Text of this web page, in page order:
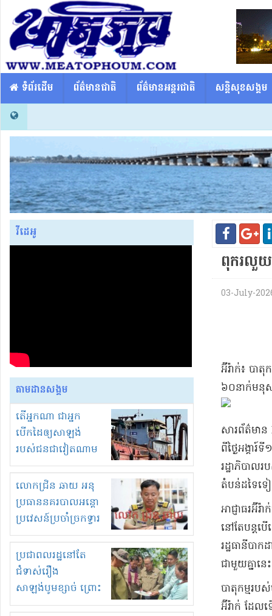
​​ ទំព័រដើម ព័ត៌មានជាតិ ព័ត៌មានអន្តរជាតិ សន្តិសុខសង្គម
វីដេអូ
តាមដានសង្គម
តើអ្នកណា ជាអ្នក
បើកដៃឲ្យសាឡង់
របស់ជនជាវៀតណាម
ចូល មកខុស
ច្បាប់លួចបូមខ្សាច់នៅ
ក្នុងប្រទេសកម្ពុជា
លោកជ្រិន ឆាយ អនុ
ប្រធាននគរបាលអន្តោ
ប្រវេសន៍ប្រចាំច្រកទ្វារ
ព្រំដែនភ្នំឌិន និងឈ្មួញ
មួយចំនួនទៀត
កំពង់តែគុបគិតគ្នា
ធ្វើសកម្មភាពរកស៊ីនិង
ស្តុកទំនិញគេចពន្ធ?
ប្រជាពលរដ្ឋនៅតែ
ជំទាស់រឿង
សាឡង់បូមខ្សាច់ ព្រោះ
ខ្លាចបាក់ច្រាំងទៀត!
ពុករលួយ​
03-July-
អ៊ីរ៉ាក់​៖ បាតុ
៦០​នាក់​មនុ
សារព័ត៌មាន
ពីថ្ងៃ​អង្គា​
រដ្ឋាភិបា
តំបន់​ដទៃទៀ
អាជ្ញាធរ​អ៊ី
នៅតែ​បន្ត​ប
រដ្ឋធានី​ប
ជាមួយគ្នានេ
បាតុកម្ម​រប
អ៊ីរ៉ាក់ ដែល​